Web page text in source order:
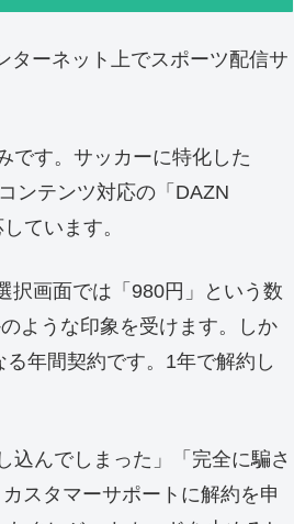
ターネット上でスポーツ配信サ
です。サッカーに特化した
ンテンツ対応の「DAZN
ています。
択画面では「980円」という数
ような印象を受けます。しか
年間契約です。1年で解約し
込んでしまった」「完全に騙さ
スタマーサポートに解約を申